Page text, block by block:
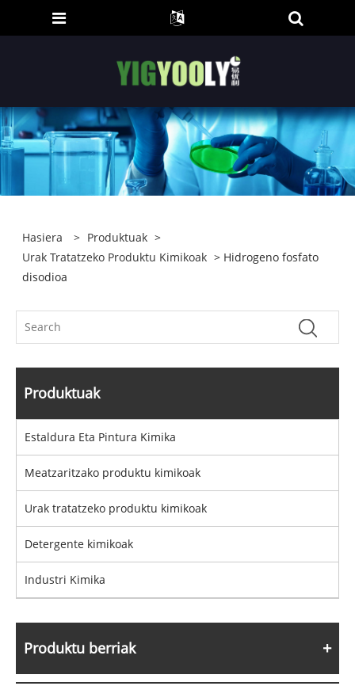
Hasiera > Produktuak >
Urak Tratatzeko Produktu Kimikoak > Hidrogeno fosfato
disodioa
Produktuak
Estaldura Eta Pintura Kimika
Meatzaritzako produktu kimikoak
Urak tratatzeko produktu kimikoak
Detergente kimikoak
Industri Kimika
Produktu berriak